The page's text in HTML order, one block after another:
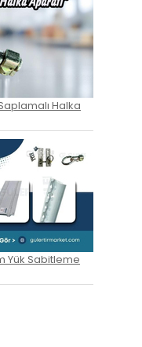
Halka
Yük Sabitleme